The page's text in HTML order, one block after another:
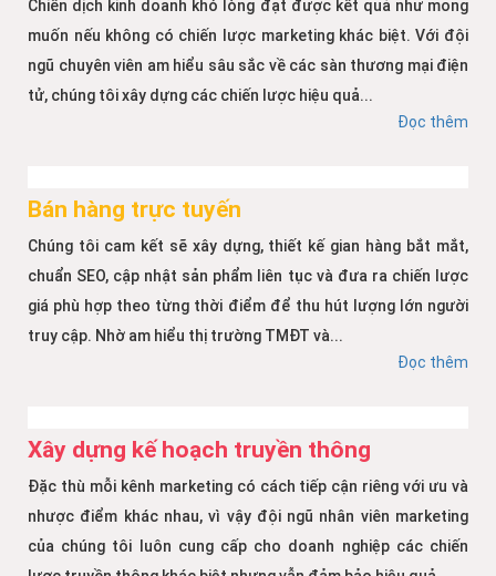
Chiến dịch kinh doanh khó lòng đạt được kết quả như mong
muốn nếu không có chiến lược marketing khác biệt. Với đội
ngũ chuyên viên am hiểu sâu sắc về các sàn thương mại điện
tử, chúng tôi xây dựng các chiến lược hiệu quả...
Đọc thêm
Bán hàng trực tuyến
Chúng tôi cam kết sẽ xây dựng, thiết kế gian hàng bắt mắt,
chuẩn SEO, cập nhật sản phẩm liên tục và đưa ra chiến lược
giá phù hợp theo từng thời điểm để thu hút lượng lớn người
truy cập. Nhờ am hiểu thị trường TMĐT và...
Đọc thêm
Xây dựng kế hoạch truyền thông
Đặc thù mỗi kênh marketing có cách tiếp cận riêng với ưu và
nhược điểm khác nhau, vì vậy đội ngũ nhân viên marketing
của chúng tôi luôn cung cấp cho doanh nghiệp các chiến